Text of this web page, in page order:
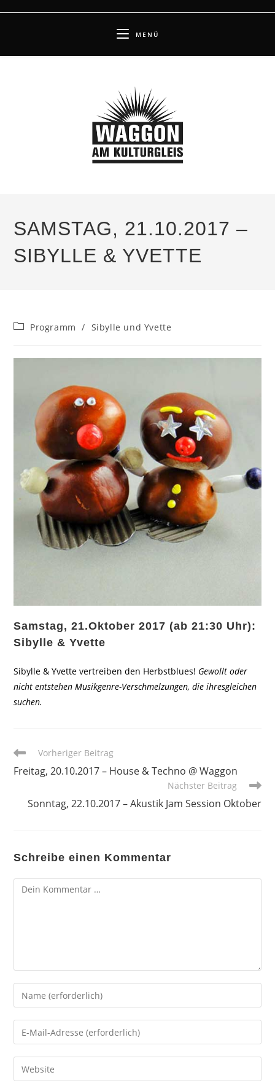
MENÜ
SAMSTAG, 21.10.2017 –
SIBYLLE & YVETTE
Beitrags-
Programm / Sibylle und Yvette
Samstag, 21.Oktober 2017 (ab 21:30 Uhr):
Sibylle & Yvette
Sibylle & Yvette vertreiben den Herbstblues! Gewollt oder
nicht entstehen Musikgenre-Verschmelzungen, die ihresgleichen
suchen.
Weitere
ansehen
Vorheriger Beitrag
Freitag, 20.10.2017 – House & Techno @ Waggon
Nächster Beitrag
Sonntag, 22.10.2017 – Akustik Jam Session Oktober
Schreibe einen Kommentar
Kommentar
Gib
deinen
Namen
oder
zum
Kommentieren
Gib
deine
E-
Mail-
Gib
deine